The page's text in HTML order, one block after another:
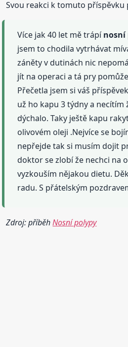
Svou reakci k tomuto příspěvku
Více jak 40 let mě trápínosní
jsem to chodila vytrhávat
záněty v dutinách nic
jít na operaci a tá pry
Přečetla jsem si váš
už ho kapu 3 týdny a necítím
dýchalo. Taky ještě kapu
olivovém oleji .Nejvíce se
nepřejde tak si musím dojit
doktor se zlobí že nechci na
vyzkouším nějakou dietu.
radu. S přátelským
Zdroj: příběhNosní polypy